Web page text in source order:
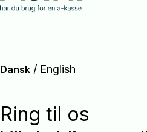
Dansk / English
Ring til os